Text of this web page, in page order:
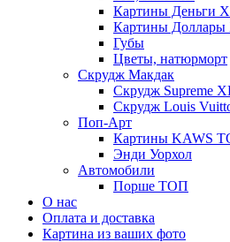
Картины Деньги
Картины Доллары
Губы
Цветы, натюрморт
Скрудж Макдак
Скрудж Supreme
Скрудж Louis
Поп-Арт
Картины KAWS
Энди Уорхол
Автомобили
Порше ТОП
О нас
Оплата и доставка
Картина из ваших фото